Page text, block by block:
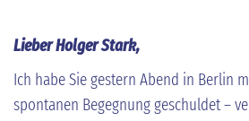
Lieber Holger Stark,
Ich habe Sie gestern Abend in Berlin
spontanen Begegnung geschuldet –